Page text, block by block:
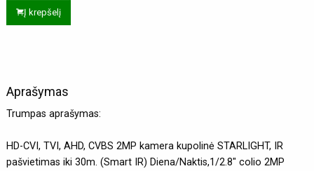
Į krepšelį
Aprašymas
Trumpas aprašymas:
HD-CVI, TVI, AHD, CVBS 2MP kamera kupolinė STARLIGHT, IR
pašvietimas iki 30m. (Smart IR) Diena/Naktis,1/2.8" colio 2MP